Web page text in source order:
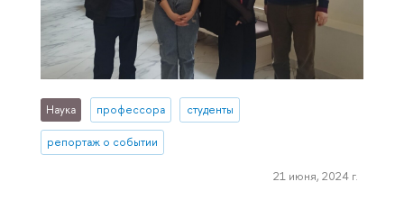
Наука профессора студенты
репортаж о событии
21 июня, 2024 г.